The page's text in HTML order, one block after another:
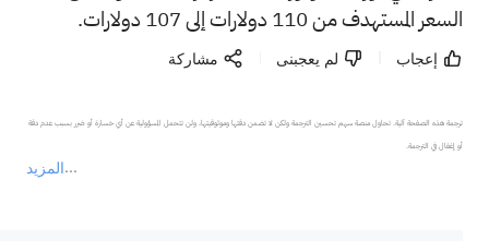
السعر المستهدف من 110 دولارات إلى 107 دولارات.
إعجاب لم يعجبنى مشاركة
المزيد
ترجمة هذه الصفحة آلية. تحاول منصة سهم تحسين الترجمة ولكن لا تضمن دقتها وموثوقيتها، ولن تتحمل المسؤولية عن أي خسارة أو ضرر بسبب عدم دقة
أو إغفال في الترجمة.